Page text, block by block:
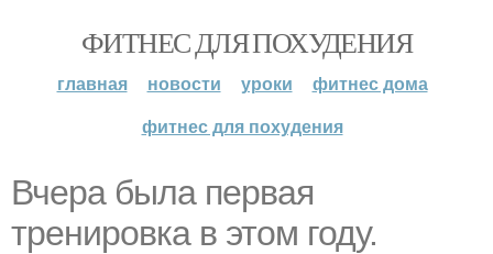
ФИТНЕС ДЛЯ ПОХУДЕНИЯ
главная новости уроки
фитнес дома
фитнес для похудения
Вчера была первая
тренировка в этом году.